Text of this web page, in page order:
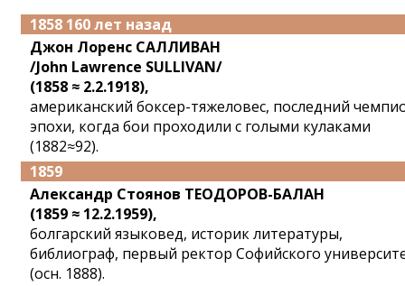
1858 160 лет назад
Джон Лоренс САЛЛИВАН
/John Lawrence SULLIVAN/
(1858 ≈ 2.2.1918),
американский боксер-тяжеловес, последний
эпохи, когда бои проходили с голыми кулаками
(1882≈92).
1859
Александр Стоянов ТЕОДОРОВ-БАЛАН
(1859 ≈ 12.2.1959),
болгарский языковед, историк литературы,
библиограф, первый ректор Софийского
(осн. 1888).